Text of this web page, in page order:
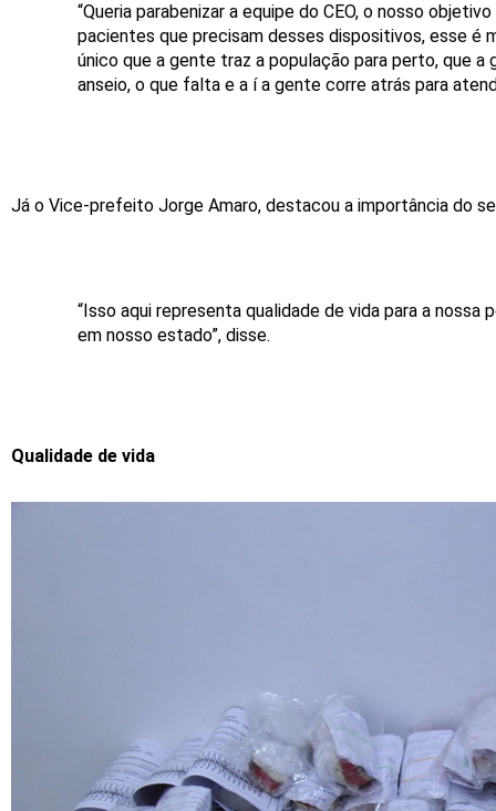
“Queria parabenizar a equipe do CEO, o nosso
pacientes que precisam desses dispositivos, esse é
único que a gente traz a população para perto, que
anseio, o que falta e a í a gente corre atrás para
Já o Vice-prefeito Jorge Amaro, destacou a importância do
“Isso aqui representa qualidade de vida para a
em nosso estado”, disse.
Qualidade de vida